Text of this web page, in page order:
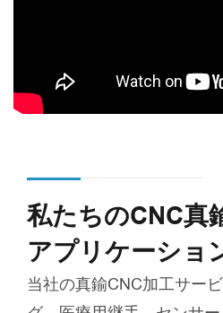
私たちのCNC真
アプリケーショ
当社の真鍮CNC加工サー